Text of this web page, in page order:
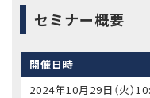
セミナー概要
開催日時
2024年10月29日（火）